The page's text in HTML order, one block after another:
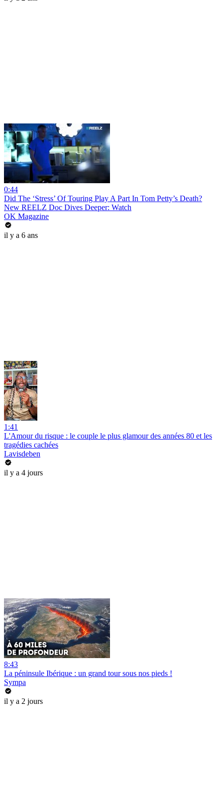
0:44
Did The ‘Stress’ Of Touring Play A Part In Tom Petty’s Death?
New REELZ Doc Dives Deeper: Watch
OK Magazine
il y a 6 ans
1:41
L'Amour du risque : le couple le plus glamour des années 80 et les
tragédies cachées
Lavisdeben
il y a 4 jours
8:43
La péninsule Ibérique : un grand tour sous nos pieds !
Sympa
il y a 2 jours